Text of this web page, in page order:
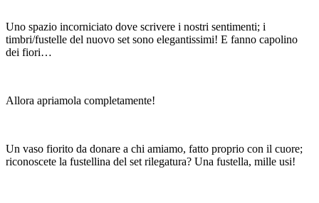
Uno spazio incorniciato dove scrivere i nostri sentimenti; i
timbri/fustelle del nuovo set sono elegantissimi! E fanno capolino
dei fiori…
Allora apriamola completamente!
Un vaso fiorito da donare a chi amiamo, fatto proprio con il cuore;
riconoscete la fustellina del set rilegatura? Una fustella, mille usi!